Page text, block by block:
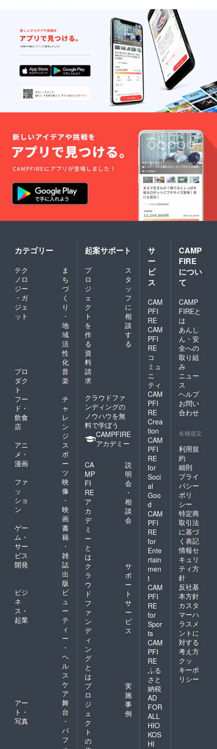
カテゴリー
テク
ノロ
ジー
・ガ
ジェ
ット
ま
ち
づ
く
り
・
地
域
活
性
化
プロ
ダク
ト
音
楽
フー
ド・
飲食
店
チ
ャ
レ
ン
ジ
アニ
メ・
漫画
ス
ポ
ー
ツ
ファ
ッ
ショ
ン
映
像
・
映
画
ゲー
ム・
サー
ビス
開発
書
籍
・
雑
誌
出
版
ビジ
ネ
ス・
起業
ビ
ュ
ー
テ
ィ
ー
・
ヘ
ル
ス
ケ
ア
アー
ト・
写真
舞
台
・
パ
フ
起案サポート
プ
ロ
ジ
ェ
ク
ト
を
作
る
ス
タ
ッ
フ
に
相
談
す
る
資
料
請
求
クラウドファ
ンディングの
ノウハウを無
料で学ぼう
CAMPFIRE
アカデミー
CA
MP
FI
RE
ア
カ
デ
ミ
ー
と
は
説
明
会
・
相
談
会
ク
ラ
ウ
ド
フ
ァ
ン
デ
ィ
ン
グ
と
は
サ
ポ
ー
ト
サ
ー
ビ
ス
プ
ロ
ジ
ェ
ク
ト
の
実
施
事
例
サ
ー
ビ
ス
CAM
PFI
RE
CAM
PFI
RE
コ
ミュ
ニ
ティ
CAM
PFI
RE
Crea
tion
CAM
PFI
RE
for
Soci
al
Goo
d
CAM
PFI
RE
for
Ente
rtain
men
t
CAM
PFI
RE
for
Spor
ts
CAM
PFI
RE
ふる
さと
納税
AD
FOR
ALL
HIO
KOS
HI
CAMP
FIRE
につい
て
CAMP
FIREと
は
あんし
ん・安
全への
取り組
み
ニュー
ス
ヘルプ
お問い
合わせ
各種規定
利用規
約
細則
プライ
バシー
ポリ
シー
特定商
取引法
に基づ
く表記
情報セ
キュリ
ティ方
針
反社基
本方針
カスタ
マーハ
ラスメ
ントに
対する
考え方
クッ
キーポ
リシー